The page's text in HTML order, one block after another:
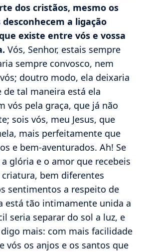
dos cristãos, mesmo os
a ligação
existe entre vós e vossa
Vós, Senhor, estais sempre
sempre convosco, nem
doutro modo, ela deixaria
de tal maneira está ela
vós pela graça, que já não
sois vós, meu Jesus, que
mais perfeitamente que
e bem-aventurados. Ah! Se
glória e o amor que recebeis
bem diferentes
sentimentos a respeito de
está tão intimamente unida a
seria separar do sol a luz, e
mais: com mais facilidade
vós os anjos e os santos que